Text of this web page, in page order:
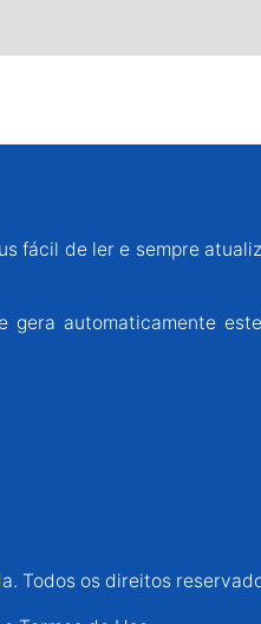
fácil de ler e sempre
automaticamente
Todos os direitos